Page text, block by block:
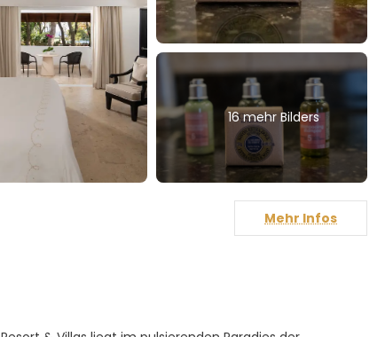
16 mehr Bilders
Mehr Infos